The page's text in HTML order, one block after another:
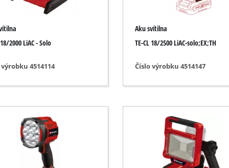
stroje
Vysavač listí
Zametací stroje
2000 LiAC - Solo
4514114
Aku svítilna
TE-CL 18/2500 LiAC-solo;EX;TH
Číslo výrobku 4514147